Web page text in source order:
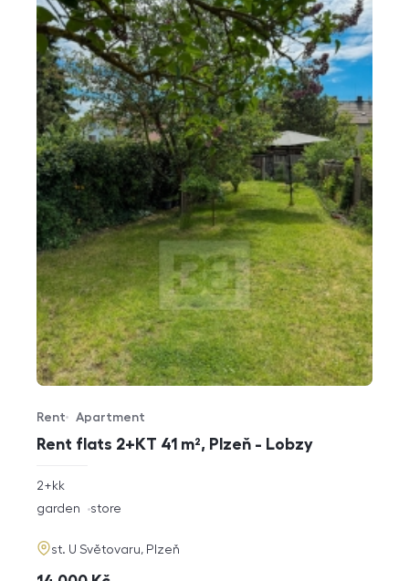
Rent flats 2+KT 41 m², Plzeň - Lobzy
Offer type
Rent
Property type
Apartment
rozměry
2+kk
funkce
garden store
adresa
st. U Světovaru, Plzeň